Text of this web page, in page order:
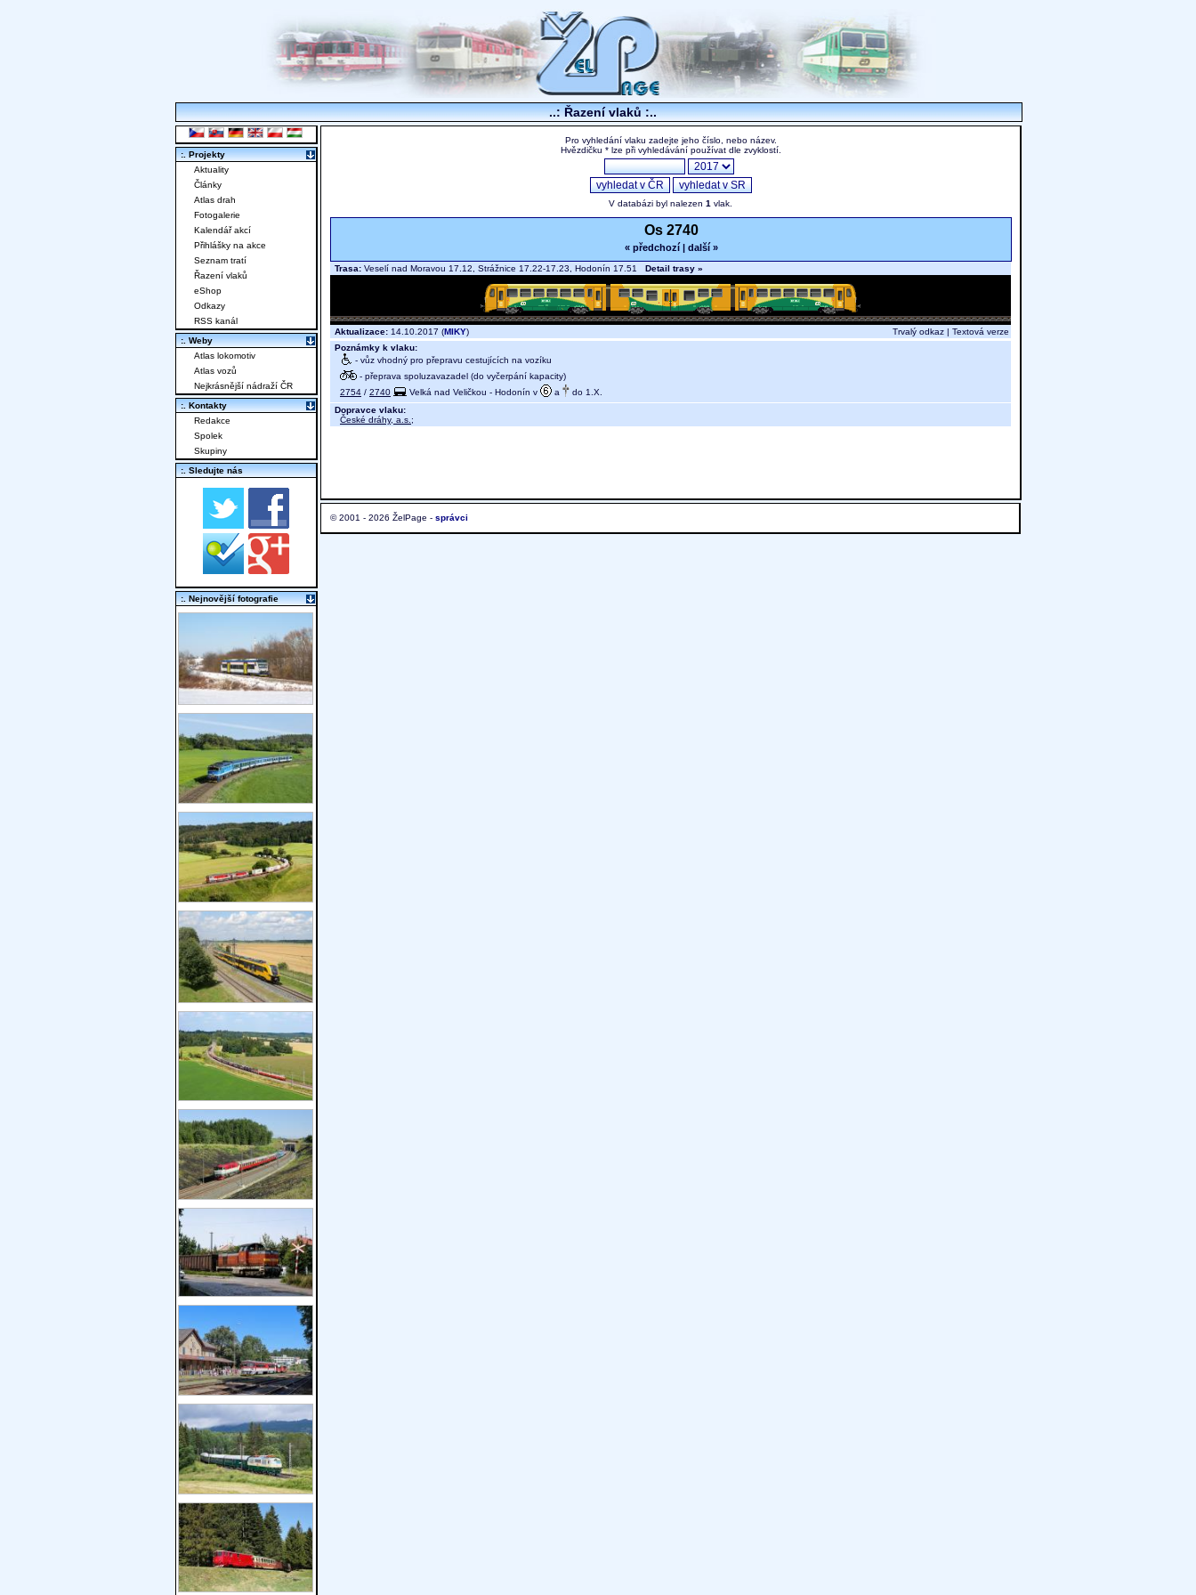
..: Řazení vlaků :..
Pro vyhledání vlaku zadejte jeho číslo, nebo název.
Hvězdičku * lze při vyhledávání používat dle zvyklostí.
V databázi byl nalezen 1 vlak.
Os 2740
« předchozí| další »
Trasa: Veselí nad Moravou 17.12, Strážnice 17.22-17.23, Hodonín 17.51 Detail trasy »
Aktualizace: 14.10.2017 (MIKY) Trvalý odkaz | Textová verze
Poznámky k vlaku:
- vůz vhodný pro přepravu cestujících na vozíku
- přeprava spoluzavazadel (do vyčerpání kapacity)
2754 / 2740 Velká nad Veličkou - Hodonín v a
do 1.X.
Dopravce vlaku:
České dráhy, a.s. ;
© 2001 - 2026 ŽelPage - správci
:. Projekty
Aktuality
Články
Atlas drah
Fotogalerie
Kalendář akcí
Přihlášky na akce
Seznam tratí
Řazení vlaků
eShop
Odkazy
RSS kanál
:. Weby
Atlas lokomotiv
Atlas vozů
Nejkrásnější nádraží ČR
:. Kontakty
Redakce
Spolek
Skupiny
:. Sledujte nás
:. Nejnovější fotografie